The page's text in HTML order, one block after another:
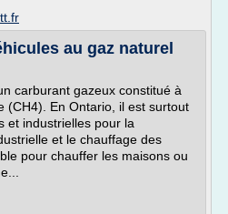
au gaz naturel
carburant gazeux constitué à
(CH4). En Ontario, il est surtout
et industrielles pour la
et le chauffage des
pour chauffer les maisons ou